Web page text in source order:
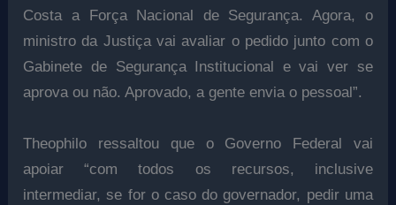
Costa a Força Nacional de Segurança. Agora, o
ministro da Justiça vai avaliar o pedido junto com o
Gabinete de Segurança Institucional e vai ver se
aprova ou não. Aprovado, a gente envia o pessoal”.
Theophilo ressaltou que o Governo Federal vai
apoiar “com todos os recursos, inclusive
intermediar, se for o caso do governador, pedir uma